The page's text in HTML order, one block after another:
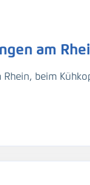
am
beim